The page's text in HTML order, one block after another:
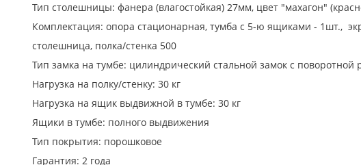
Тип столешницы: фанера (влагостойкая) 27мм, цвет "махагон"
Комплектация: опора стационарная, тумба с 5-ю ящиками - 1шт.,
столешница, полка/стенка 500
Тип замка на тумбе: цилиндрический стальной замок с поворотной
Нагрузка на полку/стенку: 30 кг
Нагрузка на ящик выдвижной в тумбе: 30 кг
Ящики в тумбе: полного выдвижения
Тип покрытия: порошковое
Гарантия: 2 года